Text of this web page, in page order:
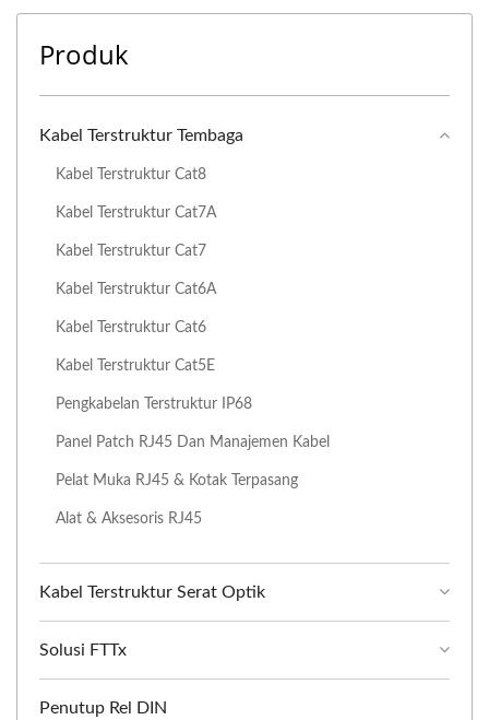
Produk
Kabel Terstruktur Tembaga
Kabel Terstruktur Cat8
Kabel Terstruktur Cat7A
Kabel Terstruktur Cat7
Kabel Terstruktur Cat6A
Kabel Terstruktur Cat6
Kabel Terstruktur Cat5E
Pengkabelan Terstruktur IP68
Panel Patch RJ45 Dan Manajemen Kabel
Pelat Muka RJ45 & Kotak Terpasang
Alat & Aksesoris RJ45
Kabel Terstruktur Serat Optik
Solusi FTTx
Penutup Rel DIN